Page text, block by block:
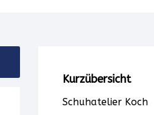
Kurzübersicht
Schuhatelier Koch